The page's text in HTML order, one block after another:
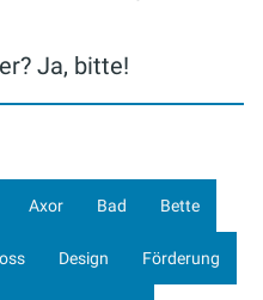
Ja, bitte!
Axor Bad Bette
Design Förderung